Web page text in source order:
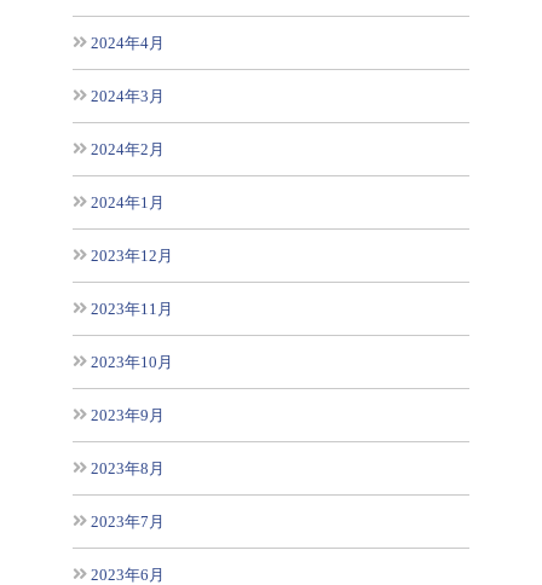
2024年4月
2024年3月
2024年2月
2024年1月
2023年12月
2023年11月
2023年10月
2023年9月
2023年8月
2023年7月
2023年6月